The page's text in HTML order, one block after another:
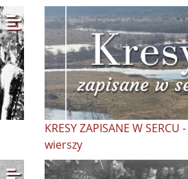
KRESY ZAPISANE W SERCU
wierszy